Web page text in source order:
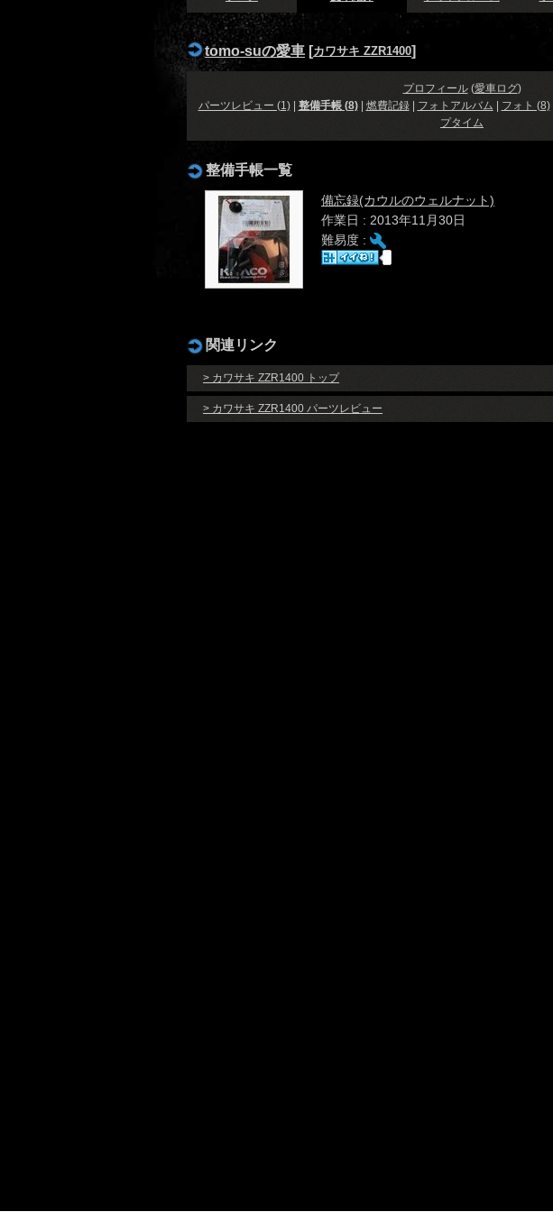
tomo-suの愛車 [カワサキ ZZR1400]
プロフィール(愛車ログ)
パーツレビュー (1)| 整備手帳 (8)| 燃費記録| フォトアルバム フォト (8)|
プタイム
整備手帳一覧
備忘録(カウルのウェルナット)
作業日 : 2013年11月30日
難易度 :
関連リンク
> カワサキ ZZR1400 トップ
> カワサキ ZZR1400 パーツレビュー